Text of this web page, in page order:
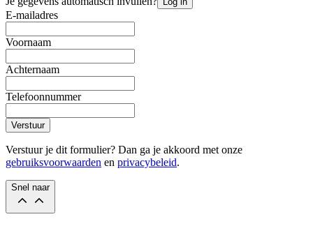
E-mailadres
Voornaam
Achternaam
Telefoonnummer
Verstuur
Verstuur je dit formulier? Dan ga je akkoord met onze
gebruiksvoorwaarden en privacybeleid.
Snel naar